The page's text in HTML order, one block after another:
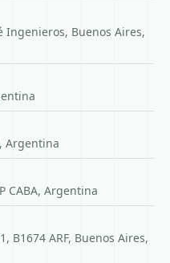
Ingenieros, Buenos Aires,
Argentina
CABA, Argentina
B1674 ARF, Buenos Aires,